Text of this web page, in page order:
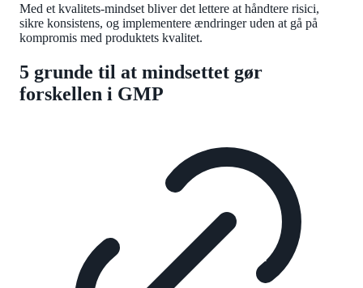
Med et kvalitets-mindset bliver det lettere at håndtere risici,
sikre konsistens, og implementere ændringer uden at gå på
kompromis med produktets kvalitet.
5 grunde til at mindsettet gør
forskellen i GMP